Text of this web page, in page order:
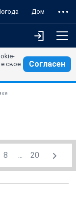
Дом
свое
Согласен
8 ... 20